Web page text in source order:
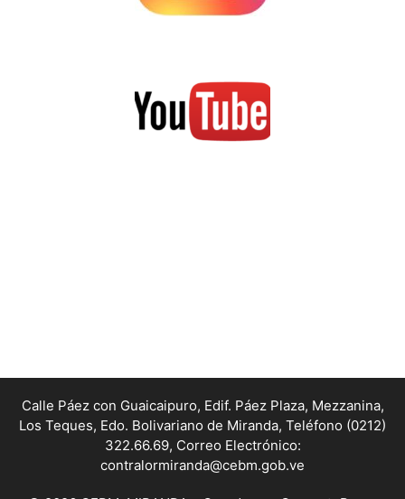
Calle Páez con Guaicaipuro, Edif. Páez Plaza, Mezzanina,
Los Teques, Edo. Bolivariano de Miranda, Teléfono (0212)
322.66.69, Correo Electrónico:
contralormiranda@cebm.gob.ve